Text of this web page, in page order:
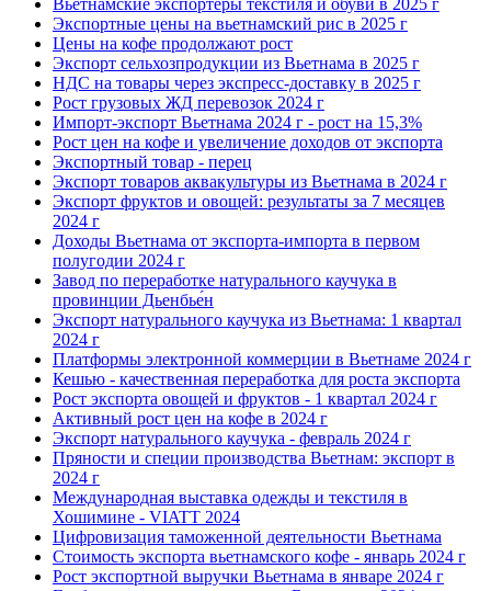
Экспортные цены на вьетнамский рис в 2025 г
Цены на кофе продолжают рост
Экспорт сельхозпродукции из Вьетнама в 2025 г
НДС на товары через экспресс-доставку в 2025 г
Рост грузовых ЖД перевозок 2024 г
Импорт-экспорт Вьетнама 2024 г - рост на 15,3%
Рост цен на кофе и увеличение доходов от экспорта
Экспортный товар - перец
Экспорт товаров аквакультуры из Вьетнама в 2024 г
Экспорт фруктов и овощей: результаты за 7 месяцев
2024 г
Доходы Вьетнама от экспорта-импорта в первом
полугодии 2024 г
Завод по переработке натурального каучука в
провинции Дьенбье́н
Экспорт натурального каучука из Вьетнама: 1 квартал
2024 г
Платформы электронной коммерции в Вьетнаме 2024 г
Кешью - качественная переработка для роста экспорта
Рост экспорта овощей и фруктов - 1 квартал 2024 г
Активный рост цен на кофе в 2024 г
Экспорт натурального каучука - февраль 2024 г
Пряности и специи производства Вьетнам: экспорт в
2024 г
Международная выставка одежды и текстиля в
Хошимине - VIATT 2024
Цифровизация таможенной деятельности Вьетнама
Стоимость экспорта вьетнамского кофе - январь 2024 г
Рост экспортной выручки Вьетнама в январе 2024 г